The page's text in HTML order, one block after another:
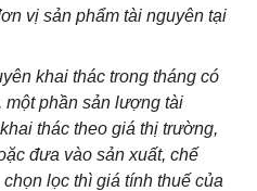
vị sản phẩm tài nguyên tại
khai thác trong tháng có
một phần sản lượng tài
thác theo giá thị trường,
đưa vào sản xuất, chế
lọc thì giá tính thuế của